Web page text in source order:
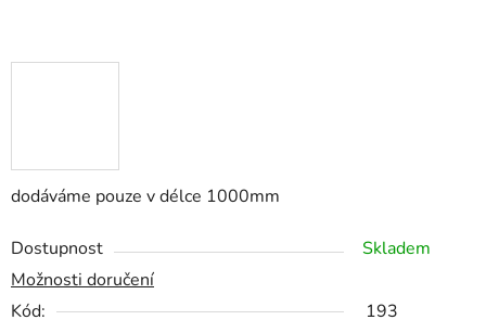
dodáváme pouze v délce 1000mm
Dostupnost
Skladem
Možnosti doručení
Kód:
193